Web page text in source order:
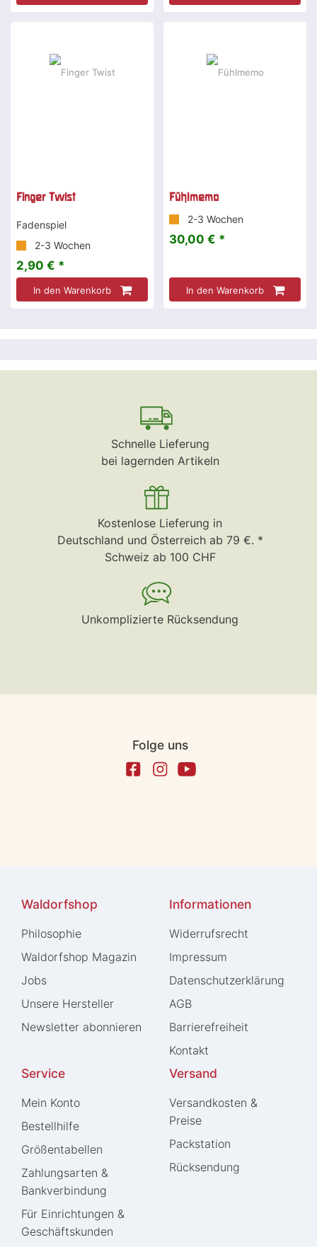
Finger Twist
Fadenspiel
2-3 Wochen
2,90 € *
In den Warenkorb
Fühlmemo
2-3 Wochen
30,00 € *
In den Warenkorb
Schnelle Lieferung
bei lagernden Artikeln
Kostenlose Lieferung in
Deutschland und Österreich ab 79 €. *
Schweiz ab 100 CHF
Unkomplizierte Rücksendung
Folge uns
Waldorfshop
Philosophie
Waldorfshop Magazin
Jobs
Unsere Hersteller
Newsletter abonnieren
Informationen
Widerrufs­recht
Impressum
Daten­schutz­erklärung
AGB
Barrierefreiheit
Kontakt
Service
Mein Konto
Bestellhilfe
Größentabellen
Zahlungsarten &
Bankverbindung
Für Einrichtungen &
Geschäftskunden
Versand
Versandkosten &
Preise
Packstation
Rücksendung